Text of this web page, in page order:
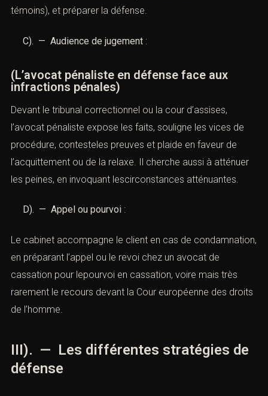
témoins), et préparer la défense.
C). — Audience de jugement :
(L’avocat pénaliste en défense face aux
infractions pénales)
Devant le tribunal correctionnel ou la cour d’assises,
l’avocat pénaliste expose les faits, souligne les vices de
procédure, contesteles preuves et plaide en faveur de
l’acquittement ou de la relaxe. Il cherche aussi à atténuer
les peines, en invoquant lescirconstances atténuantes.
D). — Appel ou pourvoi :
Le cabinet accompagne le client en cas de condamnation,
en préparant l’appel ou le revoi chez un avocat de
cassation pour lepourvoi en cassation, voire mais très
rarement le recours devant la Cour européenne des droits
de l’homme.
III). — Les différentes stratégies de
défense